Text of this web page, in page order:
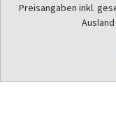
Preisangaben inkl.